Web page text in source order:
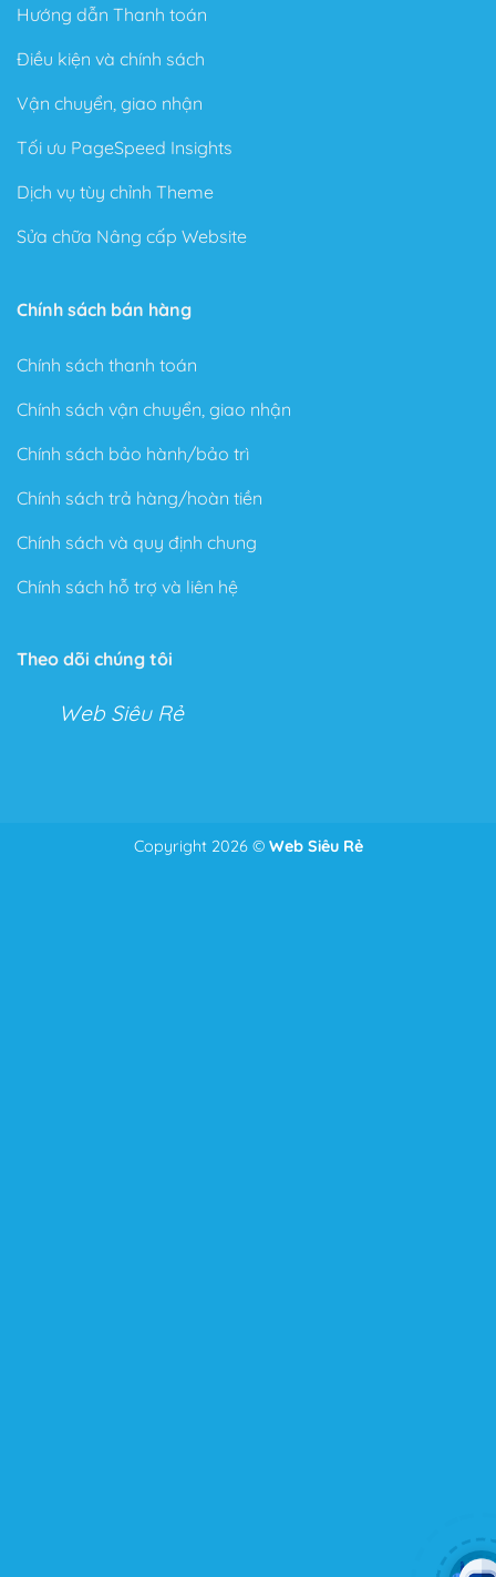
Hướng dẫn Thanh toán
Điều kiện và chính sách
Vận chuyển, giao nhận
Tối ưu PageSpeed Insights
Dịch vụ tùy chỉnh Theme
Sửa chữa Nâng cấp Website
Chính sách bán hàng
Chính sách thanh toán
Chính sách vận chuyển, giao nhận
Chính sách bảo hành/bảo trì
Chính sách trả hàng/hoàn tiền
Chính sách và quy định chung
Chính sách hỗ trợ và liên hệ
Theo dõi chúng tôi
Web Siêu Rẻ
Copyright 2026 © Web Siêu Rẻ